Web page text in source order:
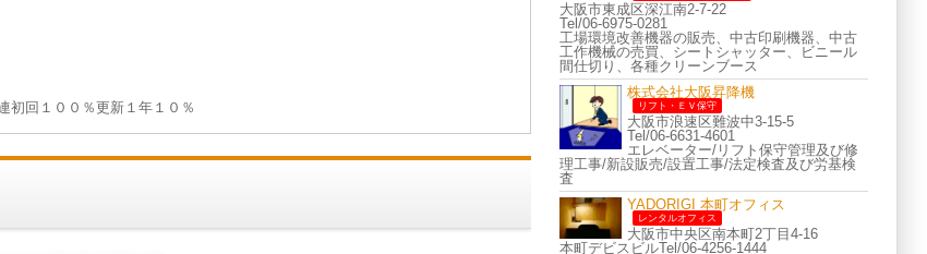
初回１００％更新１年１０％
大阪市東成区深江南2-7-22
Tel/06-6975-0281
工場環境改善機器の販売、中古印刷機器、中古
工作機械の売買、シートシャッター、ビニール
間仕切り、各種クリーンブース
株式会社大阪昇降機
リフト・ＥＶ保守
大阪市浪速区難波中3-15-5
Tel/06-6631-4601
エレベーター/リフト保守管理及び修
理工事/新設販売/設置工事/法定検査及び労基検
査
YADORIGI 本町オフィス
レンタルオフィス
大阪市中央区南本町2丁目4-16
本町デビスビルTel/06-4256-1444